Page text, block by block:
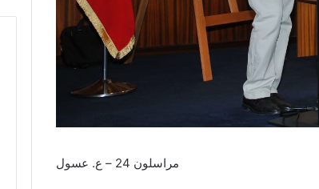
مراسلون 24 – ع. عسول